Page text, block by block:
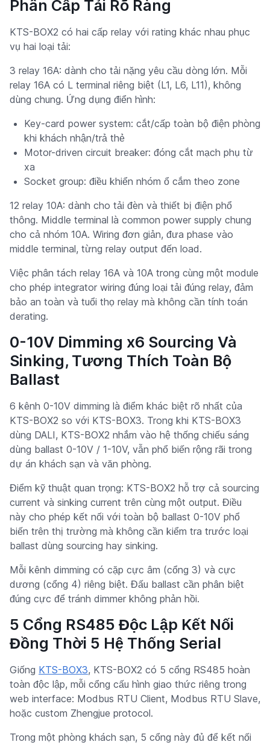
Phân Cấp Tải Rõ Ràng
KTS-BOX2 có hai cấp relay với rating khác nhau phục
vụ hai loại tải:
3 relay 16A: dành cho tải nặng yêu cầu dòng lớn. Mỗi
relay 16A có L terminal riêng biệt (L1, L6, L11), không
dùng chung. Ứng dụng điển hình:
Key-card power system: cắt/cấp toàn bộ điện phòng
khi khách nhận/trả thẻ
Motor-driven circuit breaker: đóng cắt mạch phụ từ
xa
Socket group: điều khiển nhóm ổ cắm theo zone
12 relay 10A: dành cho tải đèn và thiết bị điện phổ
thông. Middle terminal là common power supply chung
cho cả nhóm 10A. Wiring đơn giản, đưa phase vào
middle terminal, từng relay output đến load.
Việc phân tách relay 16A và 10A trong cùng một module
cho phép integrator wiring đúng loại tải đúng relay, đảm
bảo an toàn và tuổi thọ relay mà không cần tính toán
derating.
0-10V Dimming x6 Sourcing Và
Sinking, Tương Thích Toàn Bộ
Ballast
6 kênh 0-10V dimming là điểm khác biệt rõ nhất của
KTS-BOX2 so với KTS-BOX3. Trong khi KTS-BOX3
dùng DALI, KTS-BOX2 nhắm vào hệ thống chiếu sáng
dùng ballast 0-10V / 1-10V, vẫn phổ biến rộng rãi trong
dự án khách sạn và văn phòng.
Điểm kỹ thuật quan trọng: KTS-BOX2 hỗ trợ cả sourcing
current và sinking current trên cùng một output. Điều
này cho phép kết nối với toàn bộ ballast 0-10V phổ
biến trên thị trường mà không cần kiểm tra trước loại
ballast dùng sourcing hay sinking.
Mỗi kênh dimming có cặp cực âm (cổng 3) và cực
dương (cổng 4) riêng biệt. Đấu ballast cần phân biệt
đúng cực để tránh dimmer không phản hồi.
5 Cổng RS485 Độc Lập Kết Nối
Đồng Thời 5 Hệ Thống Serial
Giống KTS-BOX3, KTS-BOX2 có 5 cổng RS485 hoàn
toàn độc lập, mỗi cổng cấu hình giao thức riêng trong
web interface: Modbus RTU Client, Modbus RTU Slave,
hoặc custom Zhengjue protocol.
Trong một phòng khách sạn, 5 cổng này đủ để kết nối